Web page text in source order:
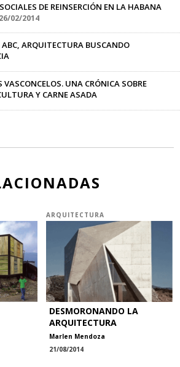
DE REINSERCIÓN EN LA HABANA
26/02/2014
ABC, ARQUITECTURA BUSCANDO
VASCONCELOS. UNA CRÓNICA SOBRE
Y CARNE ASADA
ARQUITECTURA
DESMORONANDO LA
ARQUITECTURA
Marlen Mendoza
21/08/2014